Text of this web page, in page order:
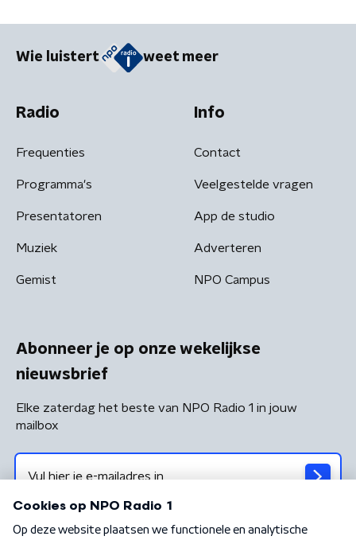
Wie luistert weet meer
Radio
Frequenties
Programma's
Presentatoren
Muziek
Gemist
Info
Contact
Veelgestelde vragen
App de studio
Adverteren
NPO Campus
Abonneer je op onze wekelijkse
nieuwsbrief
Elke zaterdag het beste van NPO Radio 1 in jouw
mailbox